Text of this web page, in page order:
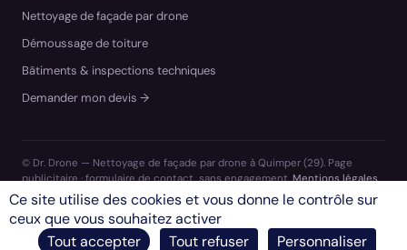
Nettoyage de façade par drone
Démoussage de toiture
Bâtiments & inspections techniques
Demander mon devis →
© Dr. Drone — Nettoyage de façade par drone à Quimper (29). Page
publicitaire · formulaire de contact, sans engagement.Mentions légales
Ce site utilise des cookies et vous donne le contrôle sur
ceux que vous souhaitez activer
Tout accepter
Tout refuser Personnaliser